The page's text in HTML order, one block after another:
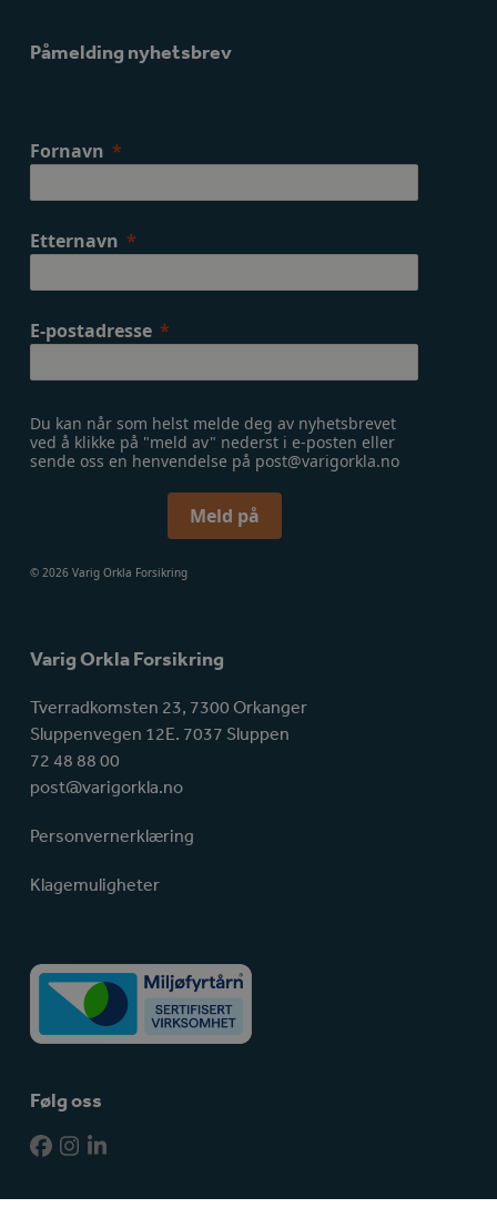
Påmelding nyhetsbrev
Fornavn
Etternavn
E-postadresse
Du kan når som helst melde deg av nyhetsbrevet
ved å klikke på "meld av" nederst i e-posten eller
sende oss en henvendelse på post@varigorkla.no
Meld på
© 2026 Varig Orkla Forsikring
Varig Orkla Forsikring
Tverradkomsten 23, 7300 Orkanger
Sluppenvegen 12E. 7037 Sluppen
72 48 88 00
post@varigorkla.no
Personvernerklæring
Klagemuligheter
Følg oss
Facebook
Instagram
LinkedIn